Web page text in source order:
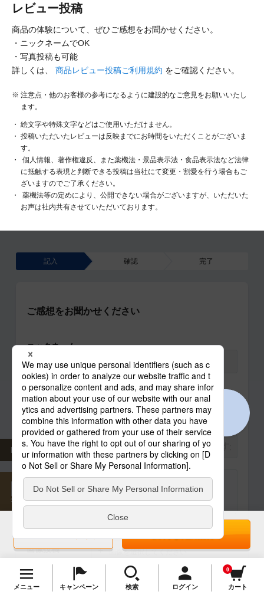
メニュー キャンペーン 検索 ログイン
0
カート
FAQ
レビュー投稿
商品の体験について、ぜひご感想をお聞かせください。
・ニックネームでOK
・写真投稿も可能
詳しくは、 商品レビュー投稿ご利用規約 をご確認ください。
注意点・他のお客様の参考になるように建設的なご意見をお願いいたし
ます。
絵文字や特殊文字などはご使用いただけません。
投稿いただいたレビューは反映までにお時間をいただくことがございま
す。
個人情報、著作権違反、また薬機法・景品表示法・食品表示法など法律
に抵触する表現と判断できる投稿は当社にて変更・割愛を行う場合もご
ざいますのでご了承ください。
薬機法等の定めにより、公開できない場合がございますが、いただいた
お声は社内共有させていただいております。
記入 確認 完了
ご感想をお聞かせください
ニックネーム
総合評価
必須
タイトル
必須
必須
画像投稿 画像を選択してください
※アップロード出来る画像サイズは最大10MBで
※アップロード出来る画像数は最大5個です。
ログインする
※レビュー投稿の際はログインをお願いしております
シーポリシーはこちら。